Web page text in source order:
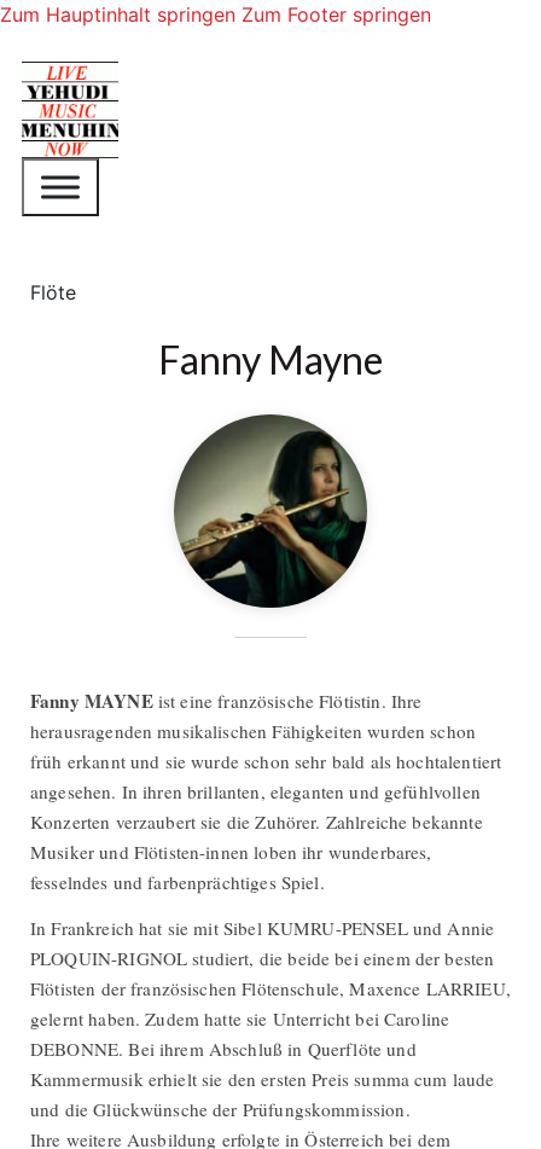
Zum Hauptinhalt springen Zum Footer springen
Flöte
Fanny Mayne
Fanny MAYNEist eine französische Flötistin. Ihre
herausragenden musikalischen Fähigkeiten wurden schon
früh erkannt und sie wurde schon sehr bald als hochtalentiert
angesehen. In ihren brillanten, eleganten und gefühlvollen
Konzerten verzaubert sie die Zuhörer. Zahlreiche bekannte
Musiker und Flötisten-innen loben ihr wunderbares,
fesselndes und farbenprächtiges Spiel.
In Frankreich hat sie mit Sibel KUMRU-PENSEL und Annie
PLOQUIN-RIGNOL studiert, die beide bei einem der besten
Flötisten der französischen Flötenschule, Maxence LARRIEU,
gelernt haben. Zudem hatte sie Unterricht bei Caroline
DEBONNE. Bei ihrem Abschluß in Querflöte und
Kammermusik erhielt sie den ersten Preis summa cum laude
und die Glückwünsche der Prüfungskommission.
Ihre weitere Ausbildung erfolgte in Österreich bei dem